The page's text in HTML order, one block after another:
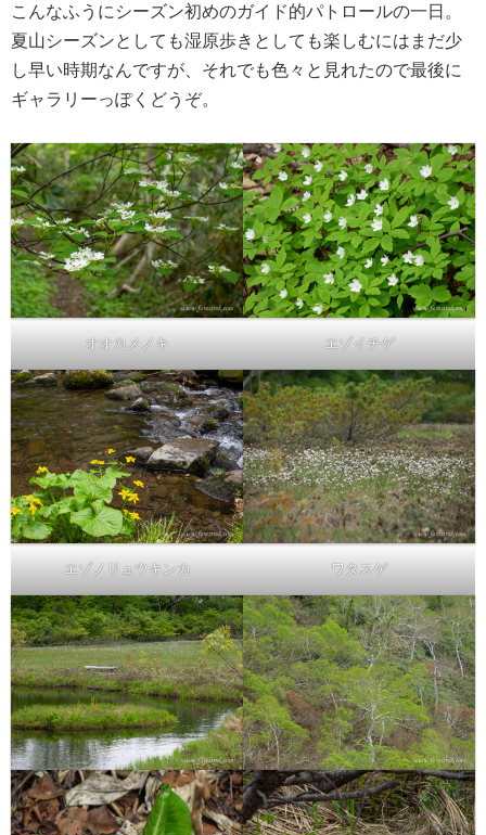
こんなふうにシーズン初めのガイド的パトロールの一日。
夏山シーズンとしても湿原歩きとしても楽しむにはまだ少
し早い時期なんですが、それでも色々と見れたので最後に
ギャラリーっぽくどうぞ。
オオカメノキ エゾイチゲ
エゾノリュウキンカ ワタスゲ